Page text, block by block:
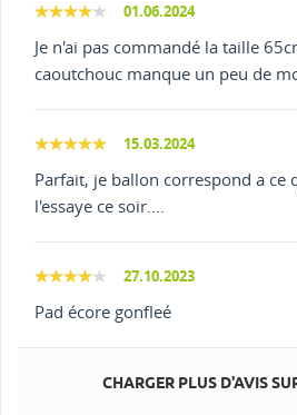
01.06.2024
Je n'ai pas commandé la taille
caoutchouc manque un peu de
15.03.2024
Parfait, je ballon correspond a ce
l'essaye ce soir....
27.10.2023
Pad écore gonfleé
CHARGER PLUS D'AVIS